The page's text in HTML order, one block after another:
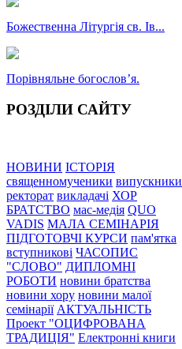
Божественна Літургія св. Ів...
Порівняльне богословʼя.
РОЗДІЛИ САЙТУ
НОВИНИ ІСТОРІЯ
священномученики випускники
ректорат викладачі ХОР
БРАТСТВО мас-медія QUO
VADIS МАЛА СЕМІНАРІЯ
ПІДГОТОВЧІ КУРСИ пам'ятка
вступникові ЧАСОПИС
"СЛОВО" ДИПЛОМНІ
РОБОТИ новини братства
новини хору новини малої
семінарії АКТУАЛЬНІСТЬ
Проект "ОЦИФРОВАНА
ТРАДИЦІЯ" Електронні книги